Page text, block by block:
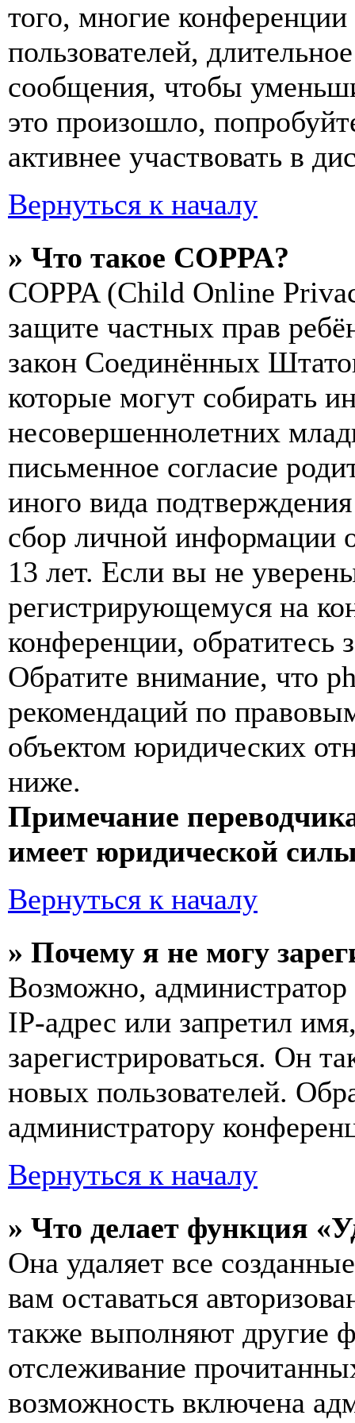
того, многие
пользователей,
сообщения, чтобы
это произошло,
активнее участвовать в
Вернуться к началу
» Что такое COPPA?
COPPA (Child Online
защите частных прав
закон Соединённых
которые могут собирать
несовершеннолетних
письменное согласие
иного вида
сбор личной информации
13 лет. Если вы не
регистрирующемуся на
конференции, обратитесь
Обратите внимание, что
рекомендаций по
объектом юридических
ниже.
Примечание
имеет юридической
Вернуться к началу
» Почему я не могу
Возможно,
IP-адрес или запретил
зарегистрироваться. Он
новых пользователей.
администратору
Вернуться к началу
» Что делает функция
Она удаляет все
вам оставаться
также выполняют другие
отслеживание
возможность включена